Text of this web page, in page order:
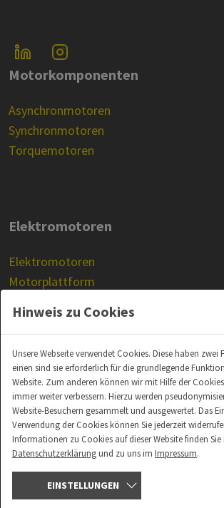
Motorkomponenten
Asynchronmotoren
Synchronmotoren
Torquemotoren
Elektromotoren
Elektromotoren
Motorplattform
KARRIERE BEI ATE
LOGIN
Hinweis zu Cookies
Unsere Webseite verwendet Cookies. Diese haben
einen sind sie erforderlich für die grundlegende
Website. Zum anderen können wir mit Hilfe der
immer weiter verbessern. Hierzu werden
Website-Besuchern gesammelt und ausgewertet. Das
Verwendung der Cookies können Sie jederzeit
Informationen zu Cookies auf dieser Website finden Sie
Datenschutzerklärungund zu uns im Impressum.
EINSTELLUNGEN